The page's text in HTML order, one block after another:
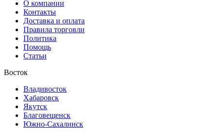
О компании
Контакты
Доставка и оплата
Правила торговли
Политика
Помощь
Статьи
Восток
Владивосток
Хабаровск
Якутск
Благовещенск
Южно-Сахалинск